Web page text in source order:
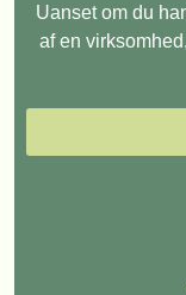
Uanset om du
af en